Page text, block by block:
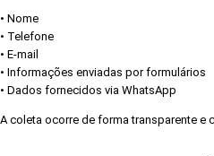
• Nome
• Telefone
• E-mail
• Informações enviadas por formulários
• Dados fornecidos via WhatsApp
A coleta ocorre de forma transparente e